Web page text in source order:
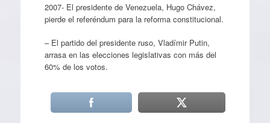
2007- El presidente de Venezuela, Hugo Chávez,
pierde el referéndum para la reforma constitucional.
– El partido del presidente ruso, Vladímir Putin,
arrasa en las elecciones legislativas con más del
60% de los votos.